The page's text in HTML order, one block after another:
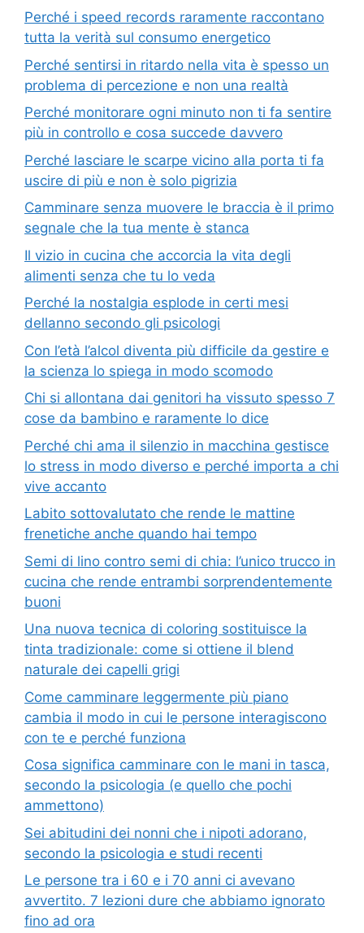
Perché i speed records raramente raccontano
tutta la verità sul consumo energetico
Perché sentirsi in ritardo nella vita è spesso un
problema di percezione e non una realtà
Perché monitorare ogni minuto non ti fa sentire
più in controllo e cosa succede davvero
Perché lasciare le scarpe vicino alla porta ti fa
uscire di più e non è solo pigrizia
Camminare senza muovere le braccia è il primo
segnale che la tua mente è stanca
Il vizio in cucina che accorcia la vita degli
alimenti senza che tu lo veda
Perché la nostalgia esplode in certi mesi
dellanno secondo gli psicologi
Con l’età l’alcol diventa più difficile da gestire e
la scienza lo spiega in modo scomodo
Chi si allontana dai genitori ha vissuto spesso 7
cose da bambino e raramente lo dice
Perché chi ama il silenzio in macchina gestisce
lo stress in modo diverso e perché importa a chi
vive accanto
Labito sottovalutato che rende le mattine
frenetiche anche quando hai tempo
Semi di lino contro semi di chia: l’unico trucco in
cucina che rende entrambi sorprendentemente
buoni
Una nuova tecnica di coloring sostituisce la
tinta tradizionale: come si ottiene il blend
naturale dei capelli grigi
Come camminare leggermente più piano
cambia il modo in cui le persone interagiscono
con te e perché funziona
Cosa significa camminare con le mani in tasca,
secondo la psicologia (e quello che pochi
ammettono)
Sei abitudini dei nonni che i nipoti adorano,
secondo la psicologia e studi recenti
Le persone tra i 60 e i 70 anni ci avevano
avvertito. 7 lezioni dure che abbiamo ignorato
fino ad ora